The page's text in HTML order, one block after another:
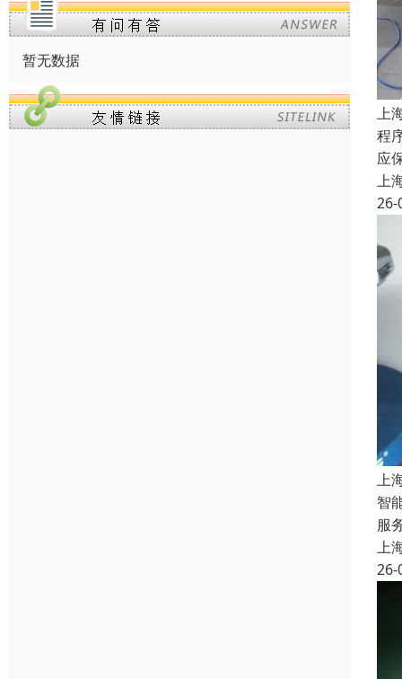
暂无数据
上
程
应
上
26-
上
智
服
上
26-